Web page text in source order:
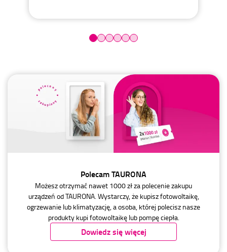
Polecam TAURONA
Możesz otrzymać nawet 1000 zł za polecenie zakupu
urządzeń od TAURONA. Wystarczy, że kupisz fotowoltaikę,
ogrzewanie lub klimatyzację, a osoba, której polecisz nasze
produkty kupi fotowoltaikę lub pompę ciepła.
Dowiedz się więcej